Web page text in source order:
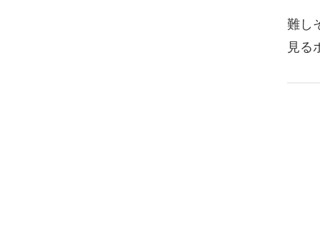
難し
見る